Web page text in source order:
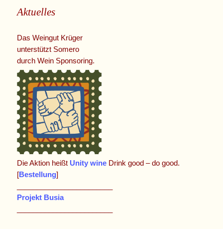
Aktuelles
Das Weingut Krüger
unterstützt Somero
durch Wein Sponsoring.
Die Aktion heißt Unity wine Drink good – do good.
[Bestellung]
Projekt Busia